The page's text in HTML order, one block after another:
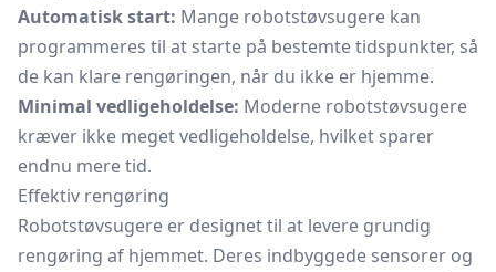
Automatisk start: Mange robotstøvsugere kan
programmeres til at starte på bestemte tidspunkter, så
de kan klare rengøringen, når du ikke er hjemme.
Minimal vedligeholdelse: Moderne robotstøvsugere
kræver ikke meget vedligeholdelse, hvilket sparer
endnu mere tid.
Effektiv rengøring
Robotstøvsugere er designet til at levere grundig
rengøring af hjemmet. Deres indbyggede sensorer og